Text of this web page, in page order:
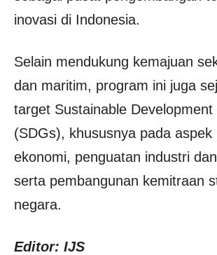
inovasi di Indonesia.
Selain mendukung kemajuan
dan maritim, program ini juga
target Sustainable Development
(SDGs), khususnya pada aspek
ekonomi, penguatan industri
serta pembangunan kemitraan
negara.
Editor: IJS